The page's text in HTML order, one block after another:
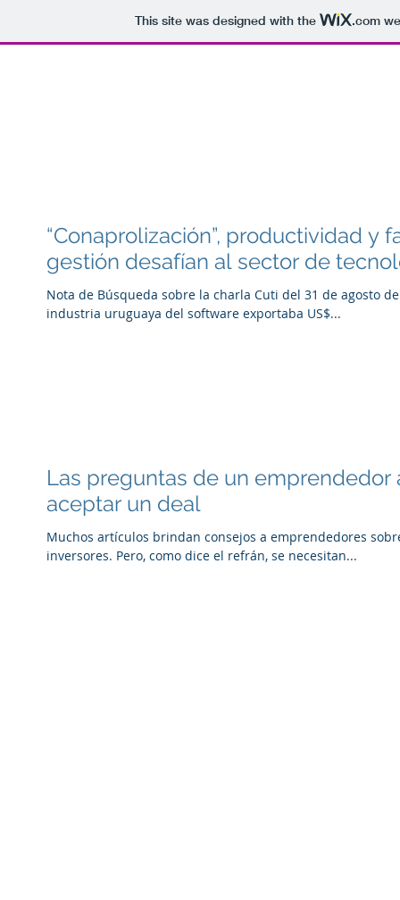
This site was designed with the .com
“Conaprolización”, productividad y
gestión desafían al sector de
Nota de Búsqueda sobre la charla Cuti del 31 de agosto
industria uruguaya del software exportaba US$...
Las preguntas de un emprendedor
aceptar un deal
Muchos artículos brindan consejos a emprendedores
inversores. Pero, como dice el refrán, se necesitan...